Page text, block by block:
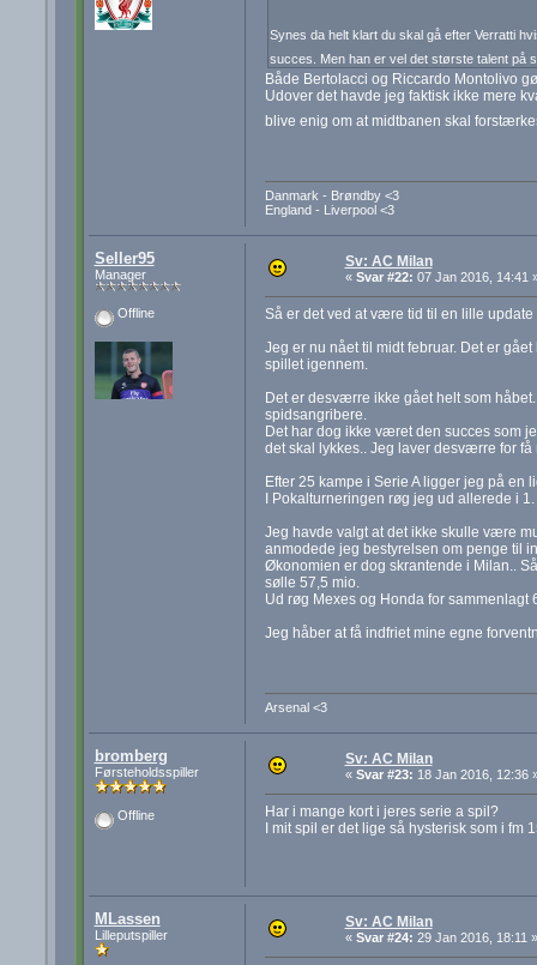
Synes da helt klart du skal gå efter Verratti
succes. Men han er vel det største talent på
Både Bertolacci og Riccardo Montolivo
Udover det havde jeg faktisk ikke mere
blive enig om at midtbanen skal
Danmark - Brøndby <3
England - Liverpool <3
Seller95
Manager
Offline
Sv: AC Milan
« Svar #22: 07 Jan 2016, 14:41
Så er det ved at være tid til en lille update
Jeg er nu nået til midt februar. Det er
spillet igennem.
Det er desværre ikke gået helt som
spidsangribere.
Det har dog ikke været den succes som
det skal lykkes.. Jeg laver desværre for få
Efter 25 kampe i Serie A ligger jeg på en
I Pokalturneringen røg jeg ud allerede i
Jeg havde valgt at det ikke skulle være
anmodede jeg bestyrelsen om penge til
Økonomien er dog skrantende i Milan..
sølle 57,5 mio.
Ud røg Mexes og Honda for
Jeg håber at få indfriet mine egne
Arsenal <3
bromberg
Førsteholdsspiller
Offline
Sv: AC Milan
« Svar #23: 18 Jan 2016, 12:36
Har i mange kort i jeres serie a spil?
I mit spil er det lige så hysterisk som i fm
MLassen
Lilleputspiller
Sv: AC Milan
« Svar #24: 29 Jan 2016, 18:11 »